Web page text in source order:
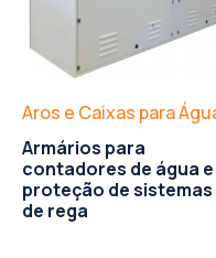
Aros e Caixas para
Armários para
contadores de água e
proteção de sistemas
de rega